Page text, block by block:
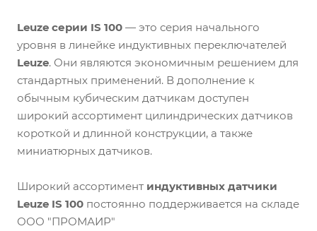
Leuze cерии IS 100 — это серия начального
уровня в линейке индуктивных переключателей
Leuze. Они являются экономичным решением для
стандартных применений. В дополнение к
обычным кубическим датчикам доступен
широкий ассортимент цилиндрических датчиков
короткой и длинной конструкции, а также
миниатюрных датчиков.
Широкий ассортимент индуктивных датчики
Leuze IS 100 постоянно поддерживается на складе
ООО "ПРОМАИР"